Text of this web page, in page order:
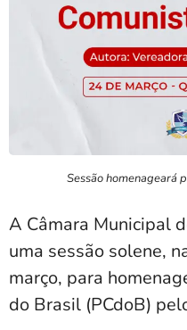
Sessão homenageará
A Câmara Municipal
uma sessão solene,
março, para
do Brasil (PCdoB)